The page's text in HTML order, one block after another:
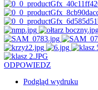
ODPOWIEDZ
Podgląd wydruku